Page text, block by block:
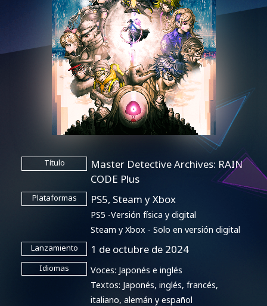
Título
Master Detective Archives: RAIN
CODE Plus
Plataformas PS5, Steam y Xbox
PS5 -Versión física y digital
Steam y Xbox - Solo en versión digital
Lanzamiento 1 de octubre de 2024
Idiomas
Voces: Japonés e inglés
Textos: Japonés, inglés, francés,
italiano, alemán y español